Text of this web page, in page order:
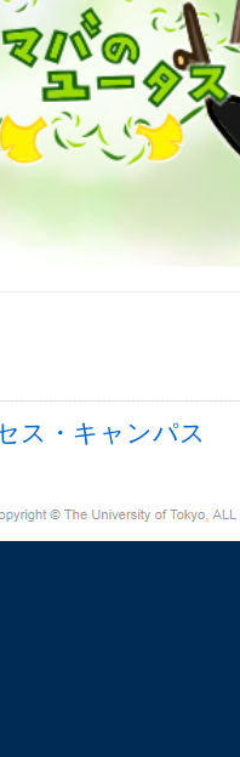
ス・キャンパス